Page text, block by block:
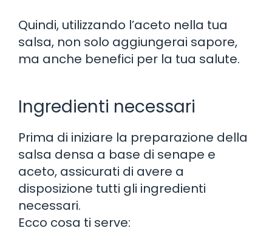
Quindi, utilizzando l’aceto nella tua
salsa, non solo aggiungerai sapore,
ma anche benefici per la tua salute.
Ingredienti necessari
Prima di iniziare la preparazione della
salsa densa a base di senape e
aceto, assicurati di avere a
disposizione tutti gli ingredienti
necessari.
Ecco cosa ti serve: